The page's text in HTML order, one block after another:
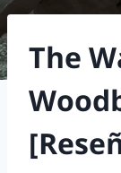
The